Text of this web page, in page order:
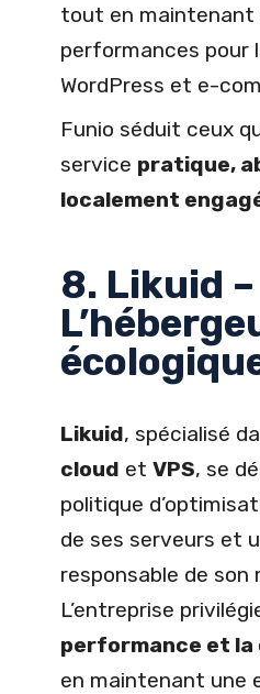
tout en maintenant
performances pour
WordPress et e-
Funio séduit ceux
service pratique,
localement
8. Likuid –
Likuid, spécialisé
cloud et VPS, se
politique
de ses serveurs et
responsable de son
L’entreprise
performance et
en maintenant une